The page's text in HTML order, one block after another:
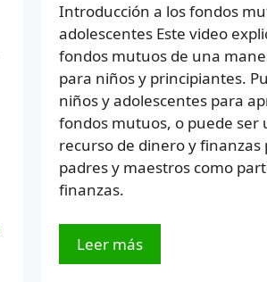
Introducción a los fondos
adolescentes Este video
fondos mutuos de una
para niños y principiantes.
niños y adolescentes para
fondos mutuos, o puede ser
recurso de dinero y finanzas
padres y maestros como
finanzas.
Leer más